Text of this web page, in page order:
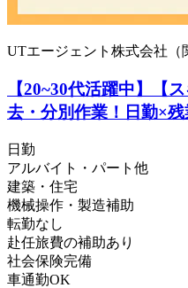
UTエージェント株式会社（
【20~30代活躍中】【
去・分別作業！日勤×
日勤
アルバイト・パート他
建築・住宅
機械操作・製造補助
転勤なし
赴任旅費の補助あり
社会保険完備
車通勤OK